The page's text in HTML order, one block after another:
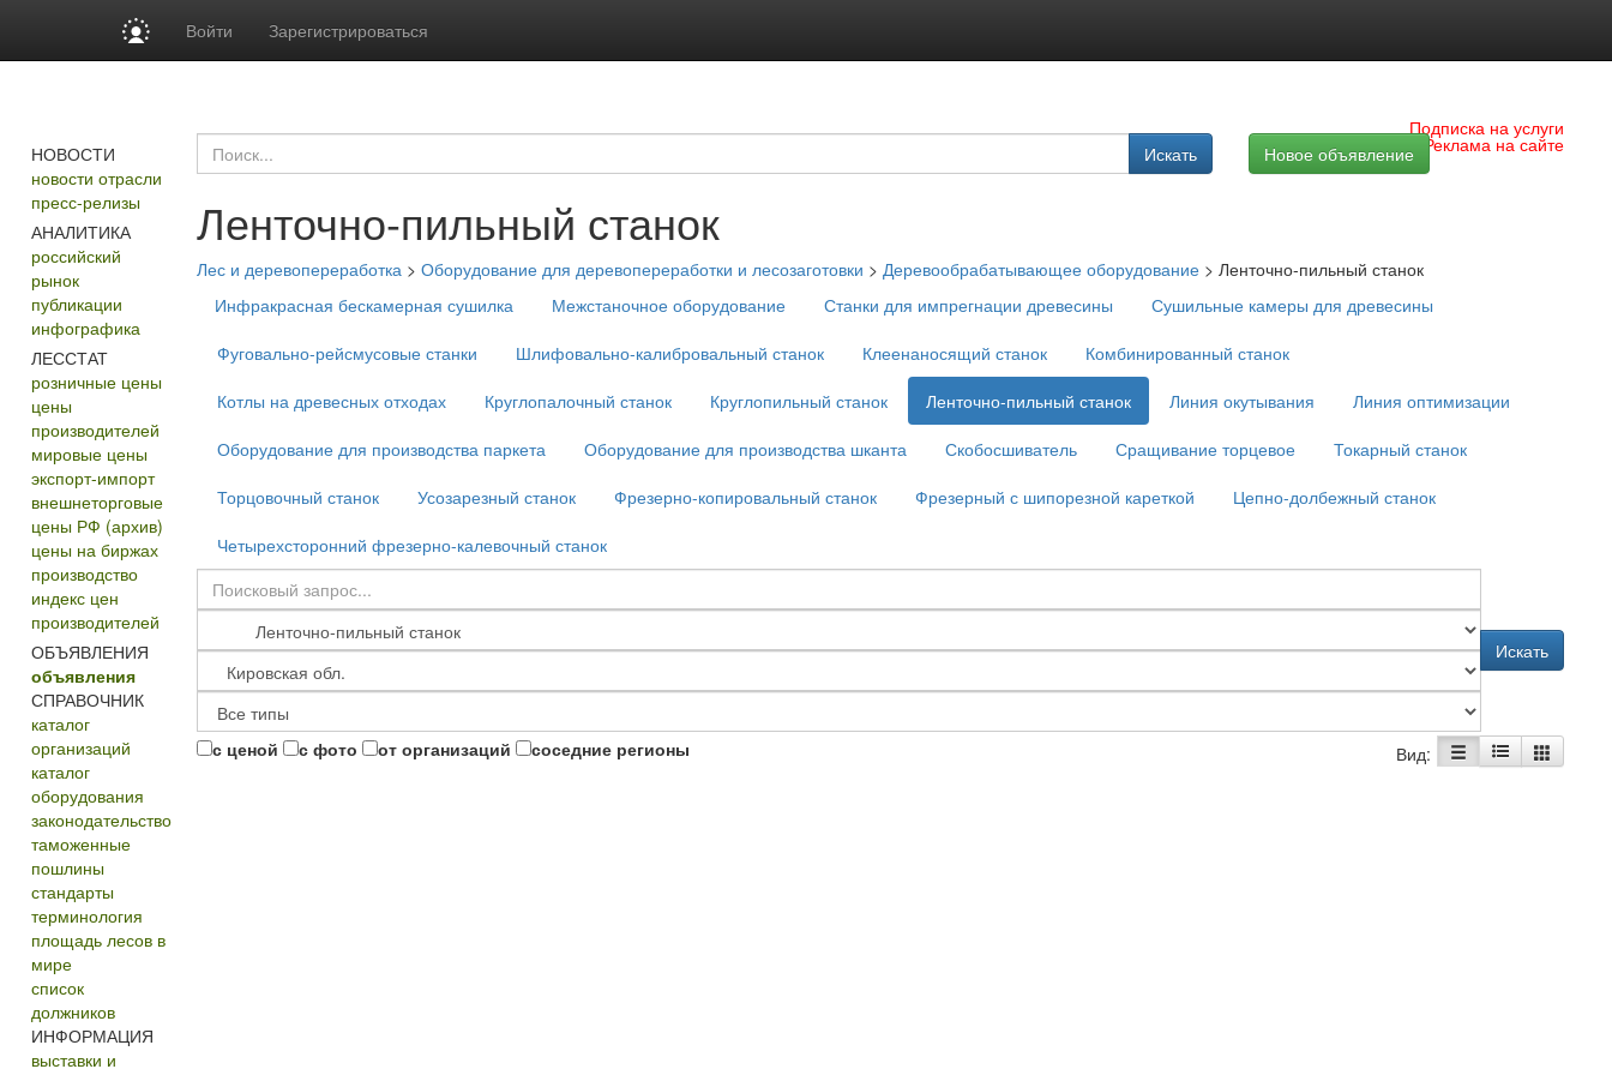
Войти Зарегистрироваться
НОВОСТИ
новости отрасли
пресс-релизы
АНАЛИТИКА
российский
рынок
публикации
инфографика
ЛЕССТАТ
розничные цены
цены
производителей
мировые цены
экспорт-импорт
внешнеторговые
цены РФ (архив)
цены на биржах
производство
индекс цен
производителей
ОБЪЯВЛЕНИЯ
объявления
СПРАВОЧНИК
каталог
организаций
каталог
оборудования
законодательство
таможенные
пошлины
стандарты
терминология
площадь лесов в
мире
список
должников
ИНФОРМАЦИЯ
выставки и
Подписка на услуги
Реклама на сайте
Искать Новое объявление
Ленточно-пильный станок
Лес и деревопереработка> Оборудование для деревопереработки и лесозаготовки > Деревообрабатывающее оборудование> Ленточно-пильный станок
Инфракрасная бескамерная сушилка
Межстаночное оборудование Станки для импрегнации древесины
Сушильные камеры для древесины
Фуговально-рейсмусовые станки
Шлифовально-калибровальный станок Клеенаносящий станок
Комбинированный станок
Котлы на древесных отходах
Круглопалочный станок Круглопильный станок Ленточно-пильный станок Линия окутывания
Линия оптимизации
Оборудование для производства паркета
Оборудование для производства шканта Скобосшиватель Сращивание торцевое
Токарный станок
Торцовочный станок
Усозарезный станок Фрезерно-копировальный станок Фрезерный с шипорезной кареткой
Цепно-долбежный станок
Четырехсторонний фрезерно-калевочный станок
Искать
с ценой с фото от организаций соседние регионы Вид: